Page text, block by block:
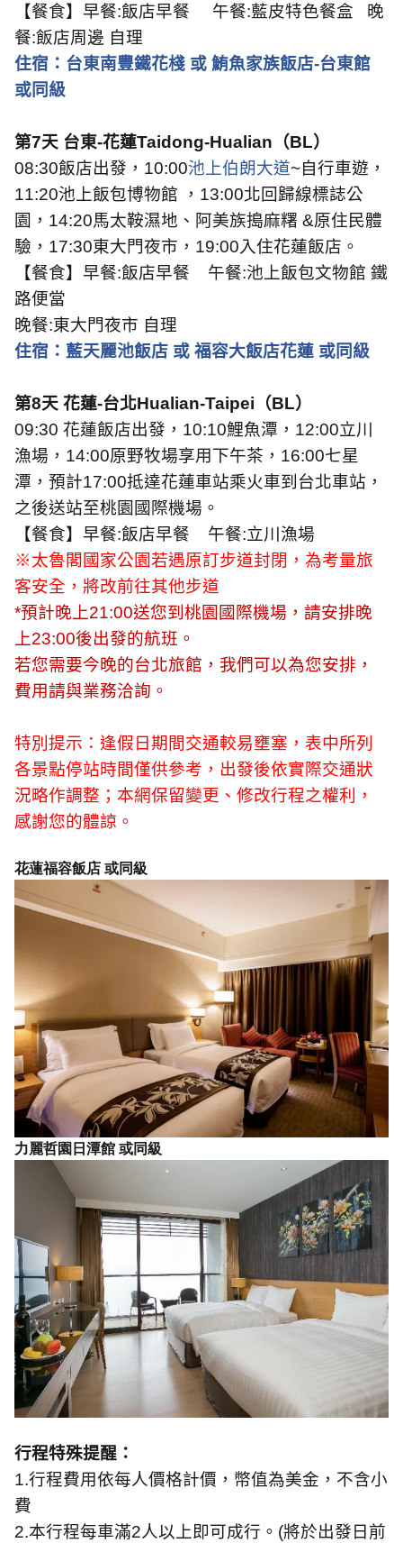
【餐食】早餐:飯店早餐 午餐:藍皮特色餐盒
晚
餐:飯店周邊 自理
住宿：台東南豐鐵花棧 或 鮪魚家族飯店-台東館
或同級
第7天 台東-花蓮Taidong-Hualian （BL）
08:30飯店出發， 10:00池上伯朗大道~自行車遊，
11:20池上飯包博物館 ， 13:00北回歸線標誌公
園， 14:20馬太鞍濕地、阿美族搗麻糬 &原住民體
驗， 17:30東大門夜市， 19:00入住花蓮飯店。
【餐食】早餐:飯店早餐 午餐:池上飯包文物館 鐵
路便當
晚餐:東大門夜市 自理
住宿：藍天麗池飯店 或 福容大飯店花蓮 或同級
第8天 花蓮-台北Hualian-Taipei （BL）
09:30 花蓮飯店出發， 10:10鯉魚潭， 12:00立川
漁場， 14:00原野牧場享用下午茶， 16:00七星
潭，預計17:00抵達花蓮車站乘火車到台北車站，
之後送站至桃園國際機場。
【餐食】早餐:飯店早餐 午餐:立川漁場
※太魯閣國家公園若遇原訂步道封閉，為考量旅
客安全，將改前往其他步道
*預計晚上21:00送您到桃園國際機場，請安排晚
上23:00後出發的航班。
若您需要今晚的台北旅館，我們可以為您安排，
費用請與業務洽詢。
特別提示：逢假日期間交通較易壅塞，表中所列
各景點停站時間僅供參考，出發後依實際交通狀
況略作調整；本網保留變更、修改行程之權利，
感謝您的體諒。
花蓮福容飯店 或同級
力麗哲園日潭館 或同級
行程特殊提醒：
1.行程費用依每人價格計價，幣值為美金，不含小
費
2.本行程每車滿2人以上即可成行。 (將於出發日前